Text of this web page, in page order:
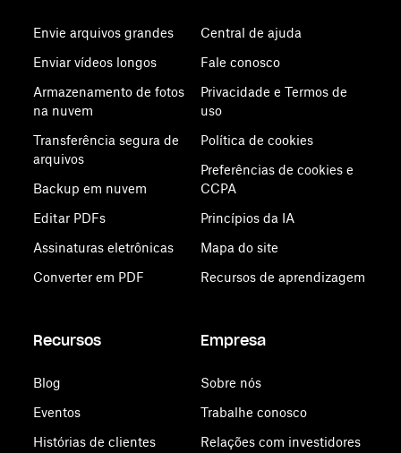
Envie arquivos grandes
Enviar vídeos longos
Armazenamento de fotos
na nuvem
Transferência segura de
arquivos
Backup em nuvem
Editar PDFs
Assinaturas eletrônicas
Converter em PDF
Central de ajuda
Fale conosco
Privacidade e Termos de
uso
Política de cookies
Preferências de cookies e
CCPA
Princípios da IA
Mapa do site
Recursos de aprendizagem
Recursos
Blog
Eventos
Histórias de clientes
Empresa
Sobre nós
Trabalhe conosco
Relações com investidores